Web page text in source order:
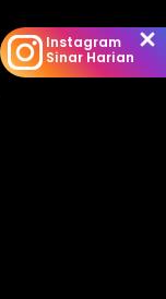
Instagram
Sinar Harian